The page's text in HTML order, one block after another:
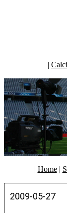
|
| Home|
2009-05-27